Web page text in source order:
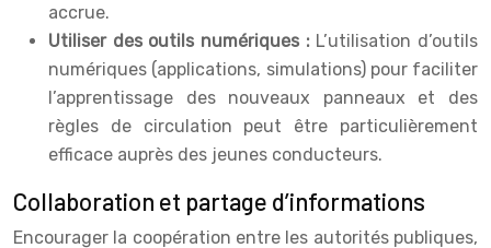
accrue.
Utiliser des outils numériques : L’utilisation d’outils
numériques (applications, simulations) pour faciliter
l’apprentissage des nouveaux panneaux et des
règles de circulation peut être particulièrement
efficace auprès des jeunes conducteurs.
Collaboration et partage d’informations
Encourager la coopération entre les autorités publiques,